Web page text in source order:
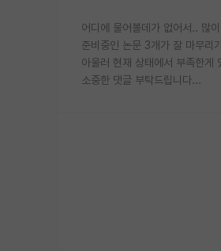
어디에 물어볼데가 없어서.. 많
준비중인 논문 3개가 잘 마무리
아울러 현재 상태에서 부족한게
소중한 댓글 부탁드립니다...